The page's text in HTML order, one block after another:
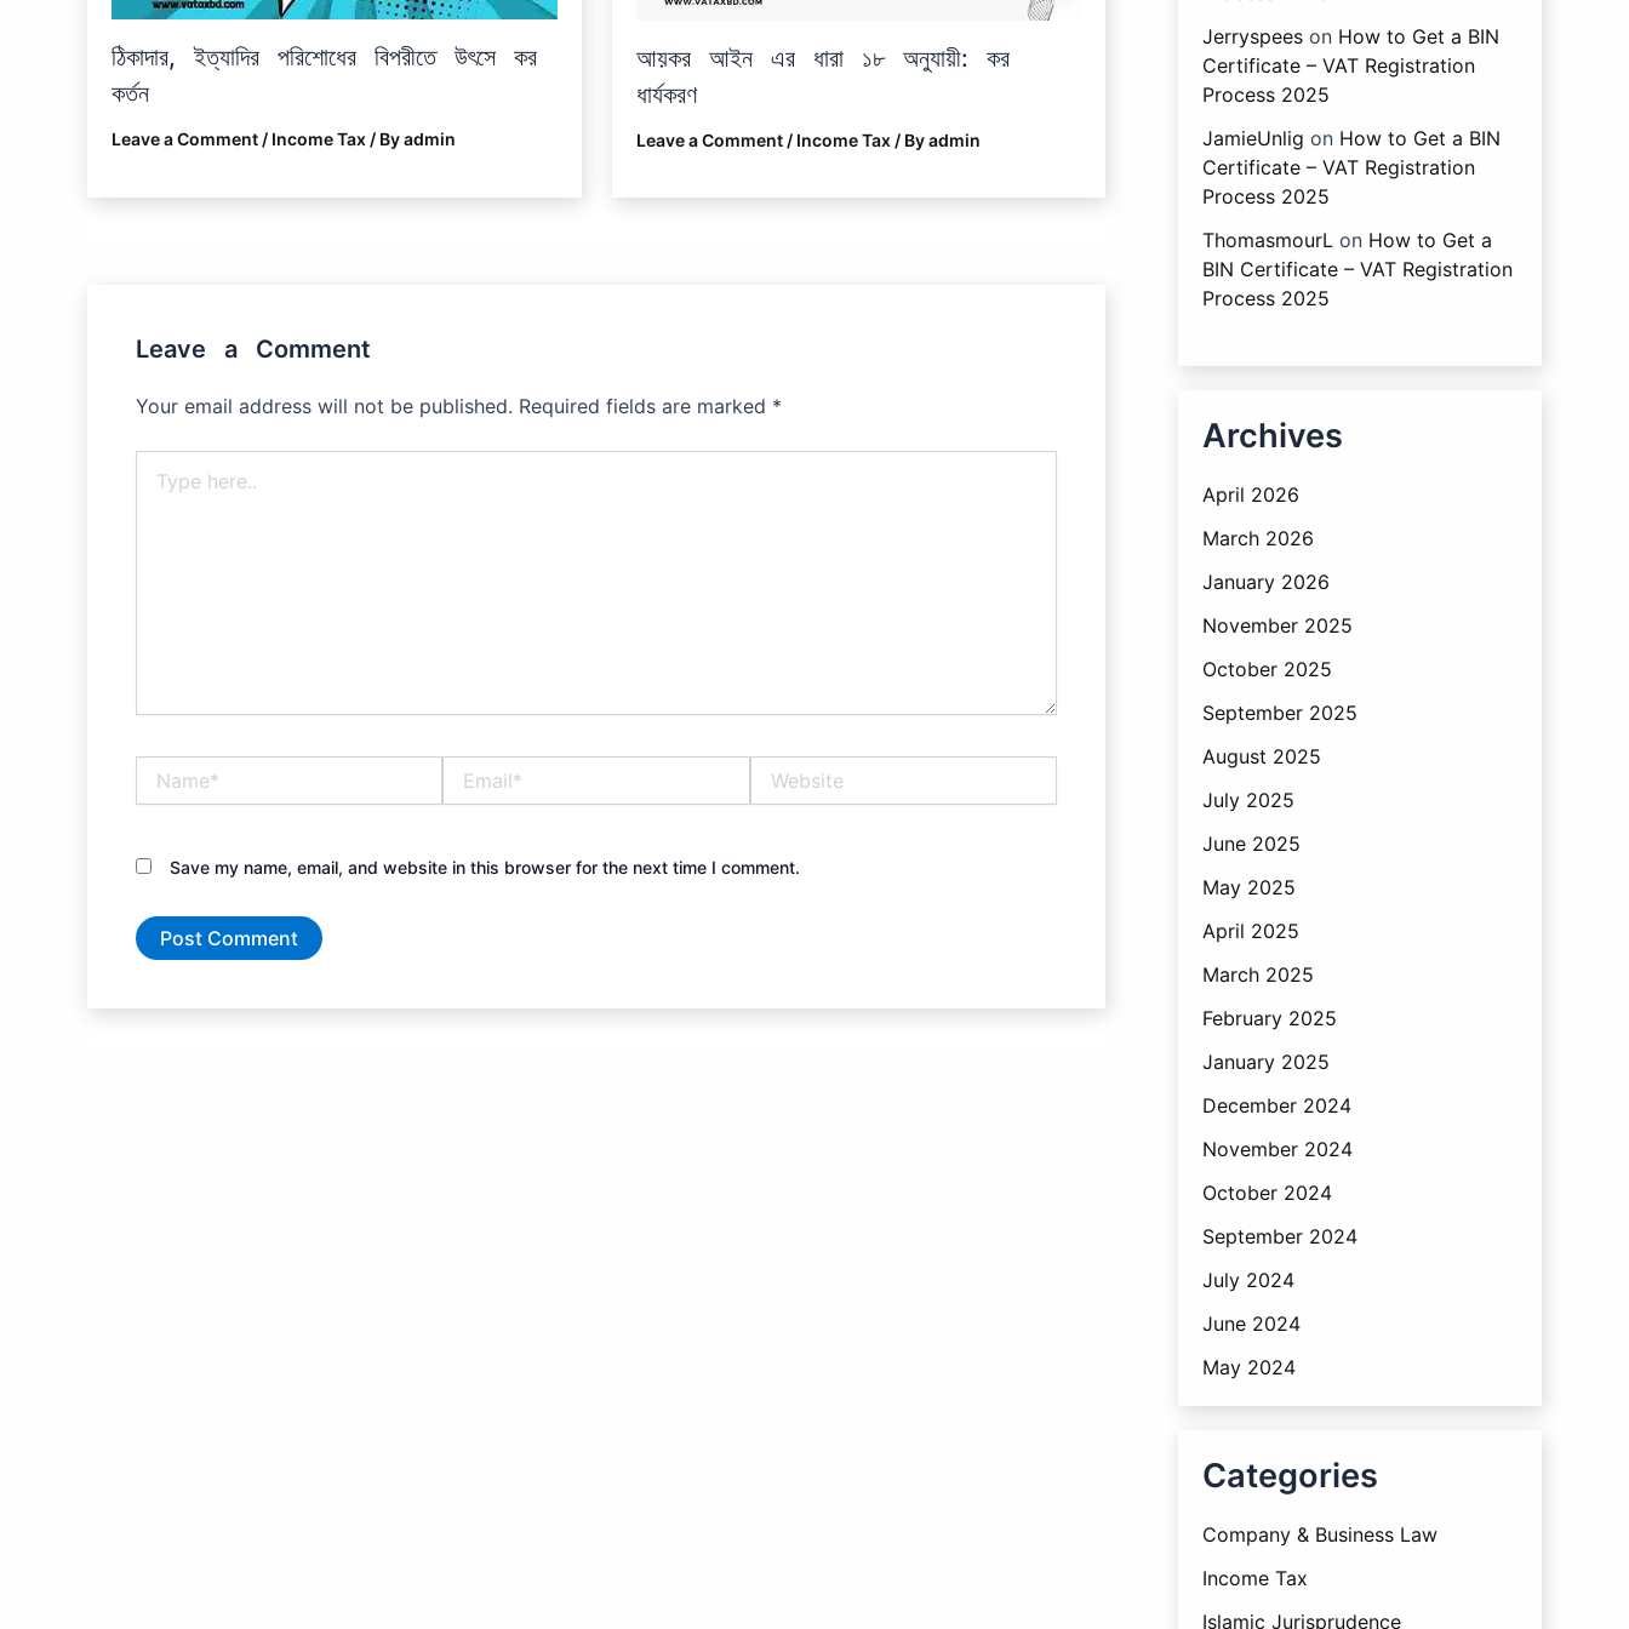
ঠিকাদার, ইত্যাদির পরিশোধের বিপরীতে উৎসে কর
কর্তন
Leave a Comment / Income Tax / Byadmin
আয়কর আইন এর ধারা ১৮ অনুযায়ী: কর
ধার্যকরণ
Leave a Comment / Income Tax/ Byadmin
Leave a Comment
Your email address will not be published. Required fields are marked *
here..
Save my name, email, and website in this browser for the next time I comment.
Jerryspees on How to Get a BIN
Certificate – VAT Registration
Process 2025
JamieUnlig on How to Get a BIN
Certificate – VAT Registration
Process 2025
ThomasmourL on How to Get a
BIN Certificate – VAT Registration
Process 2025
Archives
April 2026
March 2026
January 2026
November 2025
October 2025
September 2025
August 2025
July 2025
June 2025
May 2025
April 2025
March 2025
February 2025
January 2025
December 2024
November 2024
October 2024
September 2024
July 2024
June 2024
May 2024
Categories
Company & Business Law
Income Tax
Islamic Jurisprudence